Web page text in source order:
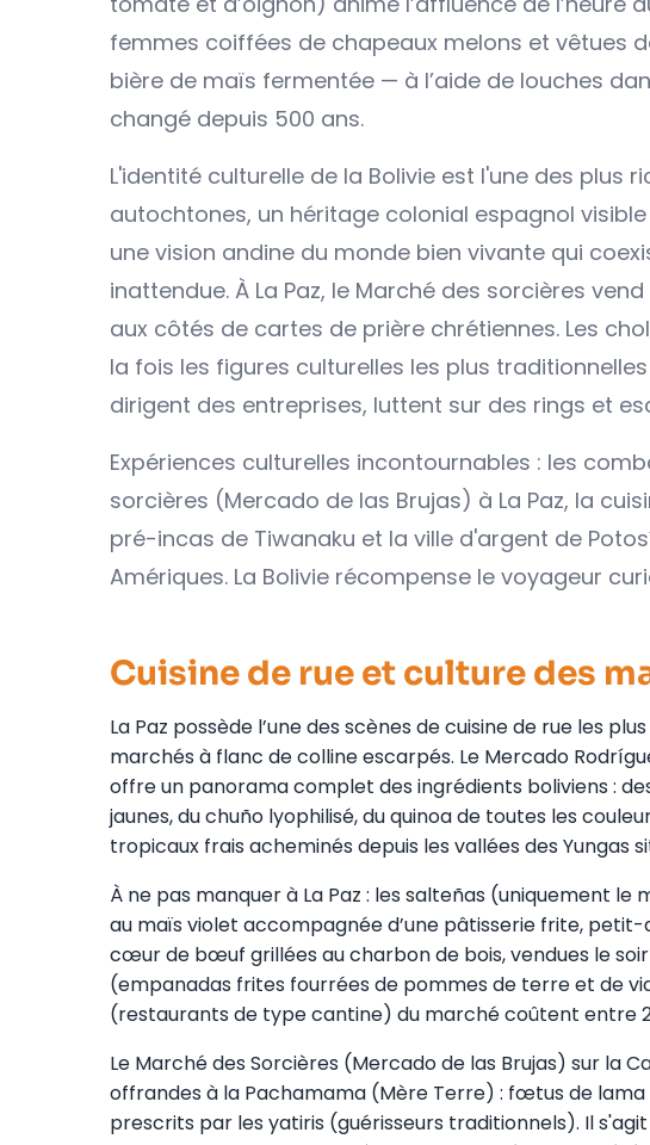
femmes coiffées de chapeaux melons et vêtues
bière de maïs fermentée — à l’aide de louches
changé depuis 500 ans.
L'identité culturelle de la Bolivie est l'une des plus
autochtones, un héritage colonial espagnol
une vision andine du monde bien vivante qui
inattendue. À La Paz, le Marché des sorcières
aux côtés de cartes de prière chrétiennes. Les
la fois les figures culturelles les plus
dirigent des entreprises, luttent sur des rings et
Expériences culturelles incontournables : les
sorcières (Mercado de las Brujas) à La Paz, la
pré-incas de Tiwanaku et la ville d'argent de
Amériques. La Bolivie récompense le voyageur
Cuisine de rue et culture des
La Paz possède l’une des scènes de cuisine de rue les
marchés à flanc de colline escarpés. Le Mercado
offre un panorama complet des ingrédients boliviens :
jaunes, du chuño lyophilisé, du quinoa de toutes les
tropicaux frais acheminés depuis les vallées des Yungas
À ne pas manquer à La Paz : les salteñas (uniquement le
au maïs violet accompagnée d’une pâtisserie frite,
cœur de bœuf grillées au charbon de bois, vendues le
(empanadas frites fourrées de pommes de terre et de
(restaurants de type cantine) du marché coûtent entre
Le Marché des Sorcières (Mercado de las Brujas) sur la
offrandes à la Pachamama (Mère Terre) : fœtus de
prescrits par les yatiris (guérisseurs traditionnels). Il